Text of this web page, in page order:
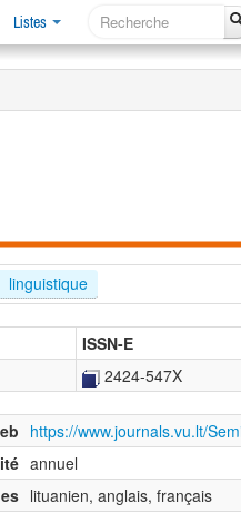
Listes
linguistique
ISSN-E
2424-547X
https://www.journals.vu.lt/
annuel
lituanien, anglais, français